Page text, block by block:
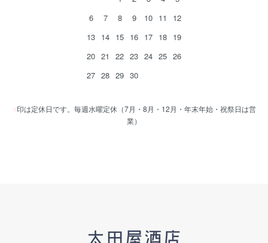
6
7 8 9 10 11
12
13 14 15 16 17 18 19
20 21 22 23 24 25 26
27 28 29 30
印は定休日です。毎週水曜定休（7月・8月・12月・年末年始・祝祭日は営
業）